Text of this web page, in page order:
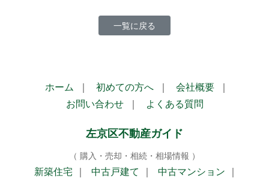
一覧に戻る
ホーム ｜ 初めての方へ ｜ 会社概要
｜
お問い合わせ
｜ よくある質問
左京区不動産ガイド
（ 購入・売却・相続・相場情報 ）
新築住宅 ｜ 中古戸建て ｜ 中古マンション
｜